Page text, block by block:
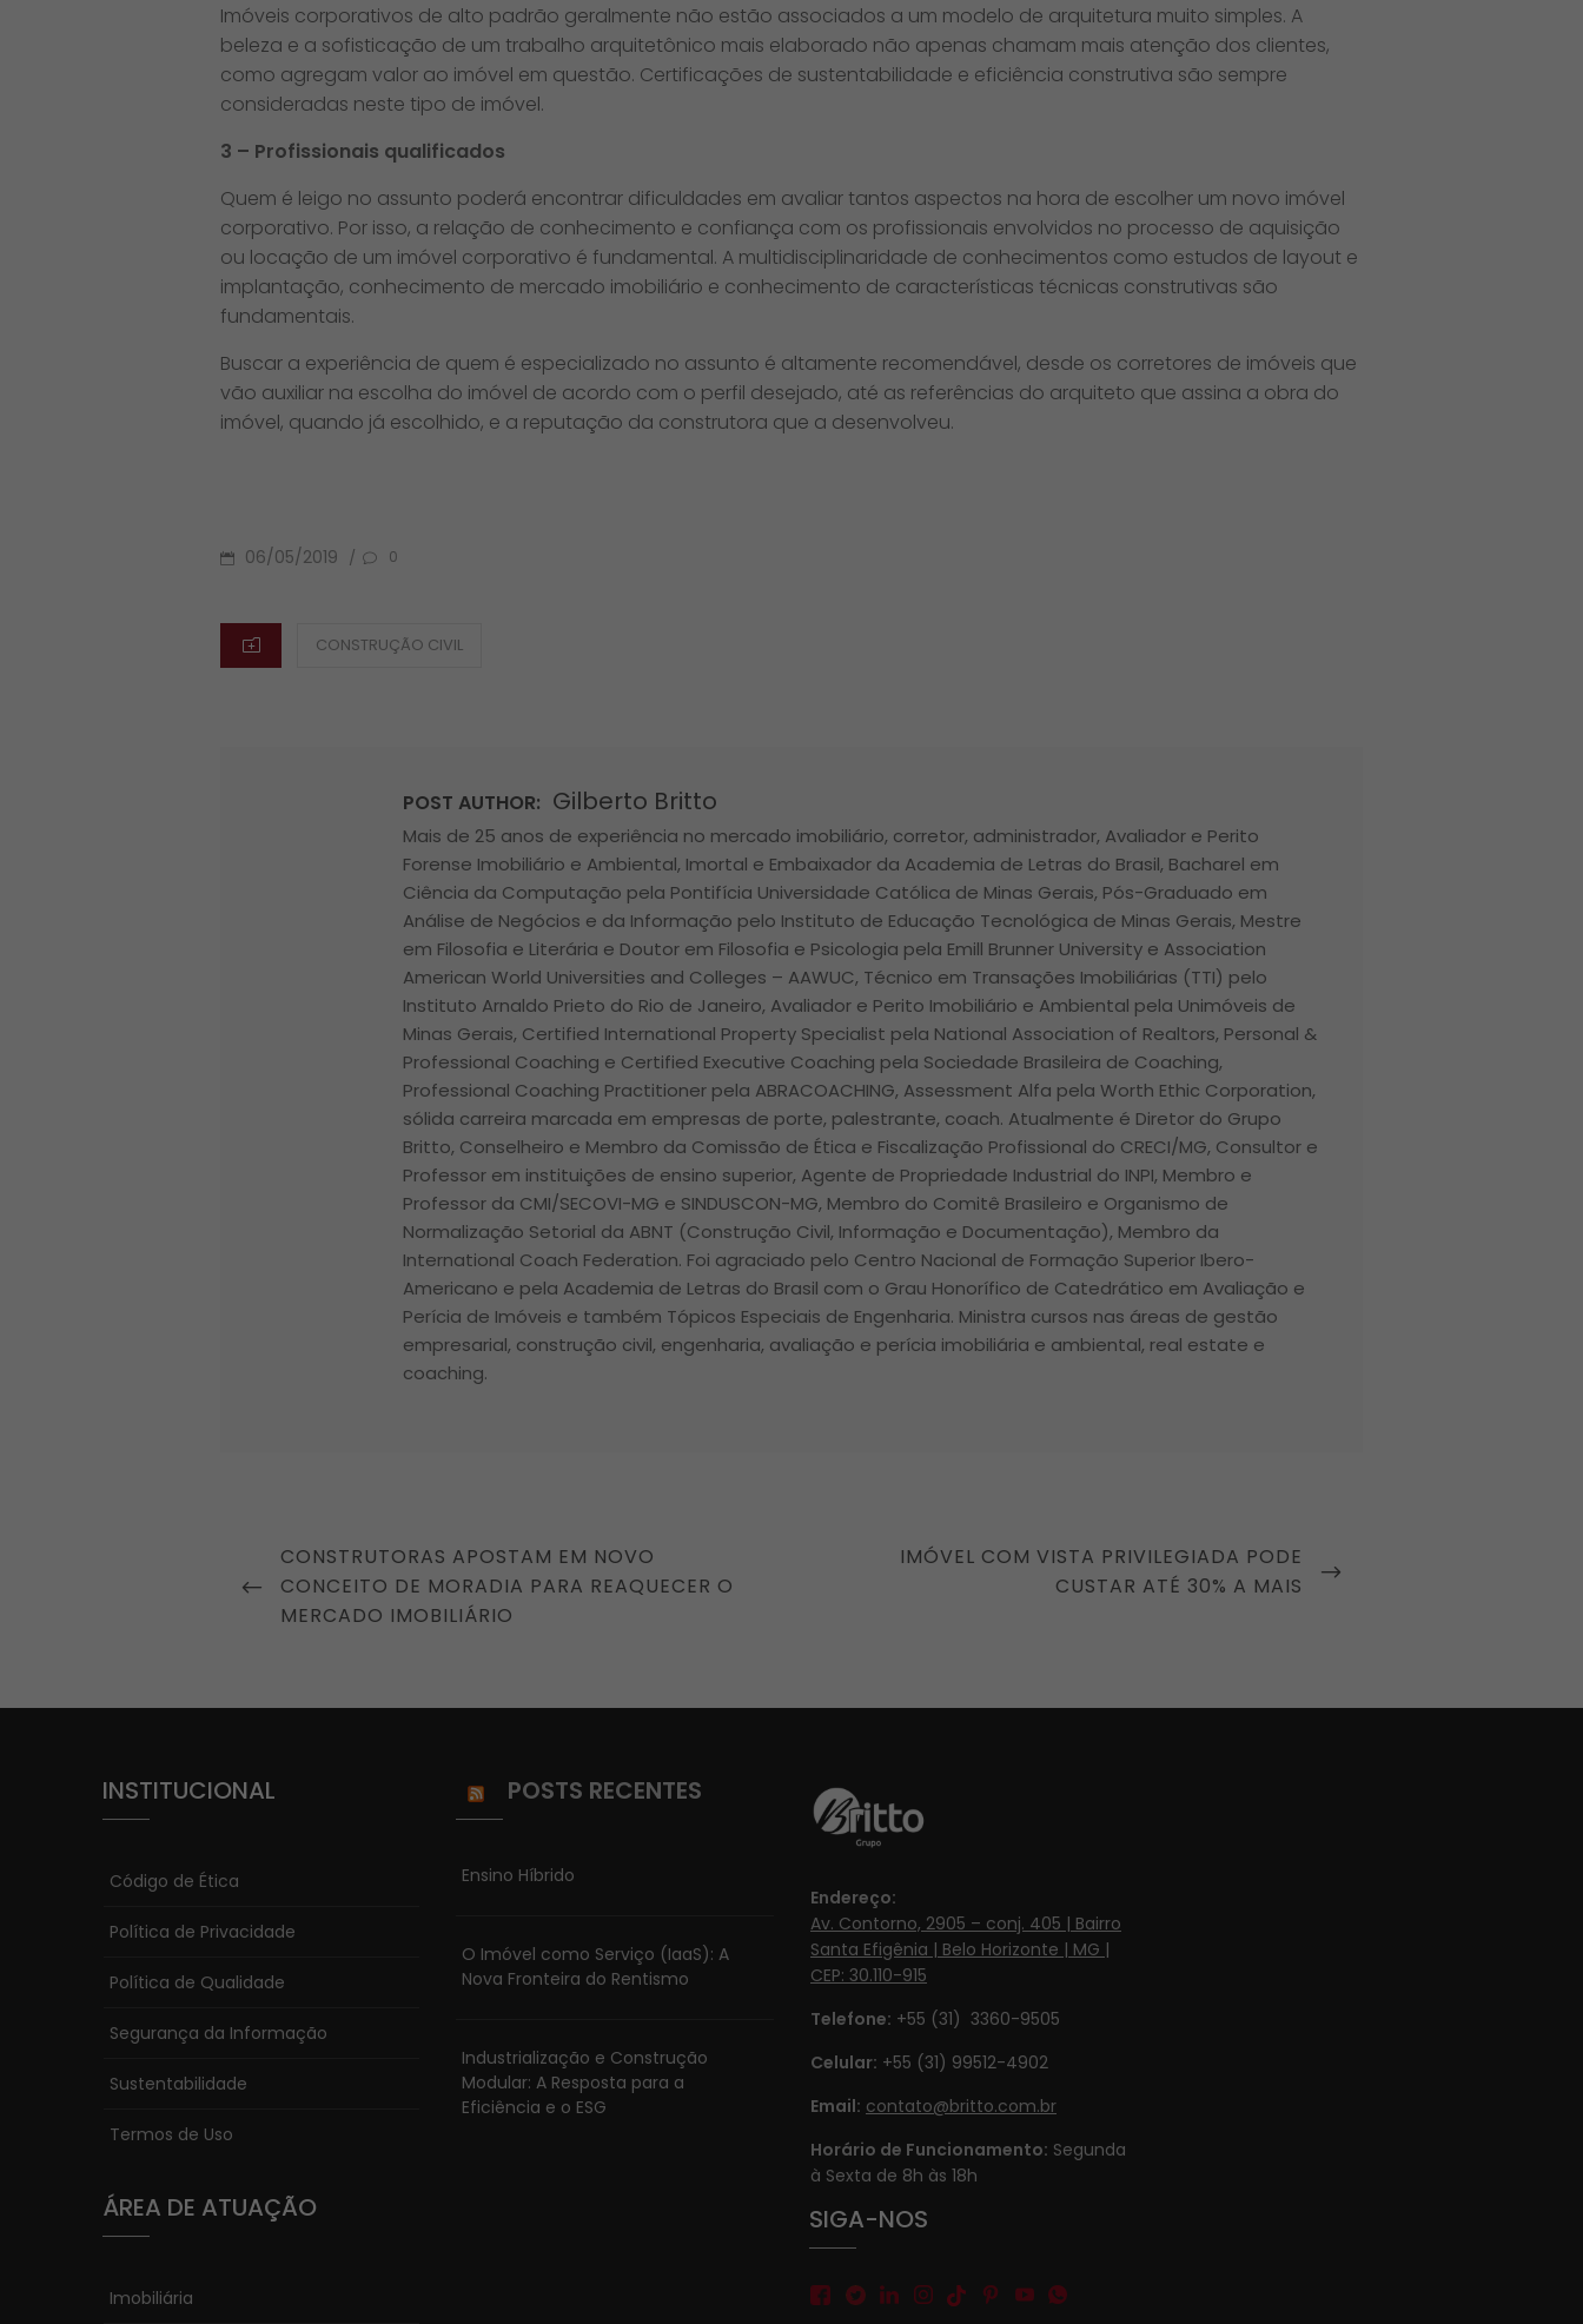
Imóveis corporativos de alto padrão geralmente não estão associados a um modelo de arquitetura muito simples. A
beleza e a sofisticação de um trabalho arquitetônico mais elaborado não apenas chamam mais atenção dos clientes,
como agregam valor ao imóvel em questão. Certificações de sustentabilidade e eficiência construtiva são sempre
consideradas neste tipo de imóvel.
3 – Profissionais qualificados
Quem é leigo no assunto poderá encontrar dificuldades em avaliar tantos aspectos na hora de escolher um novo imóvel
corporativo. Por isso, a relação de conhecimento e confiança com os profissionais envolvidos no processo de aquisição
ou locação de um imóvel corporativo é fundamental. A multidisciplinaridade de conhecimentos como estudos de layout e
implantação, conhecimento de mercado imobiliário e conhecimento de características técnicas construtivas são
fundamentais.
Buscar a experiência de quem é especializado no assunto é altamente recomendável, desde os corretores de imóveis que
vão auxiliar na escolha do imóvel de acordo com o perfil desejado, até as referências do arquiteto que assina a obra do
imóvel, quando já escolhido, e a reputação da construtora que a desenvolveu.
POSTED
06/05/2019 / 0
CATEGORIES
CONSTRUÇÃO CIVIL
POST AUTHOR: Gilberto Britto
Mais de 25 anos de experiência no mercado imobiliário, corretor, administrador, Avaliador e Perito
Forense Imobiliário e Ambiental, Imortal e Embaixador da Academia de Letras do Brasil, Bacharel em
Ciência da Computação pela Pontifícia Universidade Católica de Minas Gerais, Pós-Graduado em
Análise de Negócios e da Informação pelo Instituto de Educação Tecnológica de Minas Gerais, Mestre
em Filosofia e Literária e Doutor em Filosofia e Psicologia pela Emill Brunner University e Association
American World Universities and Colleges – AAWUC, Técnico em Transações Imobiliárias (TTI) pelo
Instituto Arnaldo Prieto do Rio de Janeiro, Avaliador e Perito Imobiliário e Ambiental pela Unimóveis de
Minas Gerais, Certified International Property Specialist pela National Association of Realtors, Personal &
Professional Coaching e Certified Executive Coaching pela Sociedade Brasileira de Coaching,
Professional Coaching Practitioner pela ABRACOACHING, Assessment Alfa pela Worth Ethic Corporation,
sólida carreira marcada em empresas de porte, palestrante, coach. Atualmente é Diretor do Grupo
Britto, Conselheiro e Membro da Comissão de Ética e Fiscalização Profissional do CRECI/MG, Consultor e
Professor em instituições de ensino superior, Agente de Propriedade Industrial do INPI, Membro e
Professor da CMI/SECOVI-MG e SINDUSCON-MG, Membro do Comitê Brasileiro e Organismo de
Normalização Setorial da ABNT (Construção Civil, Informação e Documentação), Membro da
International Coach Federation. Foi agraciado pelo Centro Nacional de Formação Superior Ibero-
Americano e pela Academia de Letras do Brasil com o Grau Honorífico de Catedrático em Avaliação e
Perícia de Imóveis e também Tópicos Especiais de Engenharia. Ministra cursos nas áreas de gestão
empresarial, construção civil, engenharia, avaliação e perícia imobiliária e ambiental, real estate e
coaching.
Navegação
de
PREVIOUS
POST
CONSTRUTORAS APOSTAM EM NOVO
CONCEITO DE MORADIA PARA REAQUECER O
MERCADO IMOBILIÁRIO
NEXT
IMÓVEL COM VISTA PRIVILEGIADA PODE
CUSTAR ATÉ 30% A MAIS
INSTITUCIONAL
Código de Ética
Política de Privacidade
Política de Qualidade
Segurança da Informação
Sustentabilidade
Termos de Uso
ÁREA DE ATUAÇÃO
Imobiliária
POSTS RECENTES
Ensino Híbrido
O Imóvel como Serviço (IaaS): A
Nova Fronteira do Rentismo
Industrialização e Construção
Modular: A Resposta para a
Eficiência e o ESG
Endereço:
Av. Contorno, 2905 – conj. 405 | Bairro
Santa Efigênia | Belo Horizonte | MG |
CEP: 30.110-915
Telefone: +55 (31) 3360-9505
Celular: +55 (31) 99512-4902‬
Email: contato@britto.com.br
Horário de Funcionamento: Segunda
à Sexta de 8h às 18h
SIGA-NOS